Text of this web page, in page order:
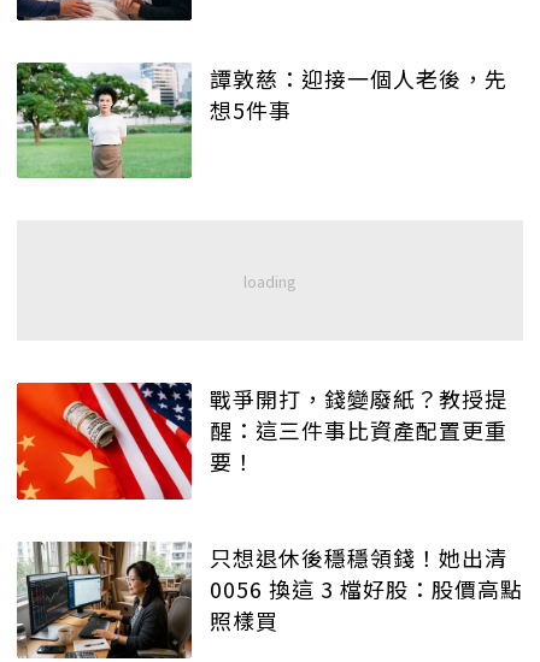
譚敦慈：迎接一個人老後，先
想5件事
戰爭開打，錢變廢紙？教授提
醒：這三件事比資產配置更重
要！
只想退休後穩穩領錢！她出清
0056 換這 3 檔好股：股價高點
照樣買